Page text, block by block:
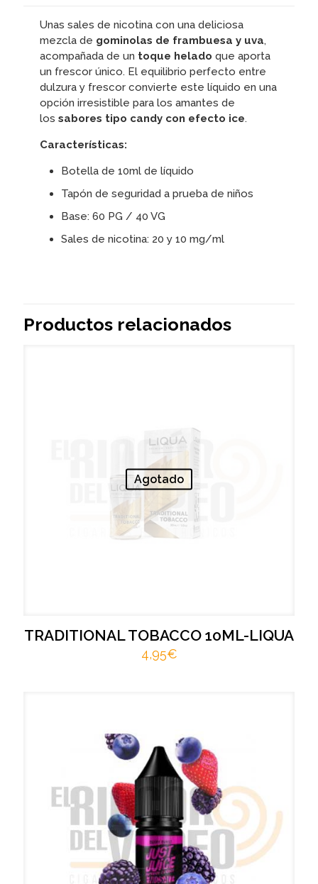
Unas sales de nicotina con una deliciosa
mezcla de gominolas de frambuesa y uva,
acompañada de un toque helado que aporta
un frescor único. El equilibrio perfecto entre
dulzura y frescor convierte este líquido en una
opción irresistible para los amantes de
lossabores tipo candy con efecto ice.
Características:
Botella de 10ml de líquido
Tapón de seguridad a prueba de niños
Base: 60 PG / 40 VG
Sales de nicotina: 20 y 10 mg/ml
Productos relacionados
Agotado
TRADITIONAL TOBACCO 10ML-LIQUA
4,95€